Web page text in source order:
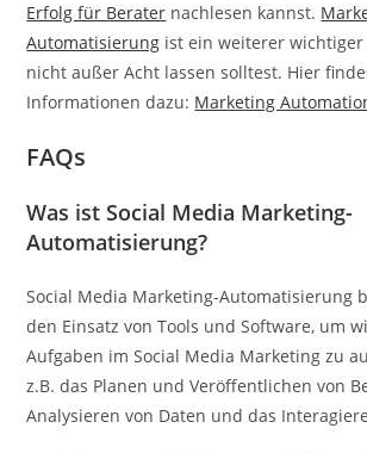
Erfolg für Berater nachlesen kannst.
Automatisierung ist ein weiterer wichtiger
nicht außer Acht lassen solltest. Hier
Informationen dazu: Marketing
FAQs
Was ist Social Media Marketing-
Automatisierung?
Social Media Marketing-Automatisierung
den Einsatz von Tools und Software, um
Aufgaben im Social Media Marketing zu
z.B. das Planen und Veröffentlichen von
Analysieren von Daten und das